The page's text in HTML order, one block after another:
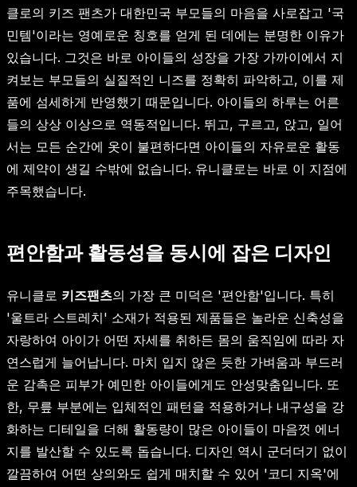
클로의 키즈 팬츠가 대한민국 부모들의 마음을 사로잡고 '국
민템'이라는 영예로운 칭호를 얻게 된 데에는 분명한 이유가
있습니다. 그것은 바로 아이들의 성장을 가장 가까이에서 지
켜보는 부모들의 실질적인 니즈를 정확히 파악하고, 이를 제
품에 섬세하게 반영했기 때문입니다. 아이들의 하루는 어른
들의 상상 이상으로 역동적입니다. 뛰고, 구르고, 앉고, 일어
서는 모든 순간에 옷이 불편하다면 아이들의 자유로운 활동
에 제약이 생길 수밖에 없습니다. 유니클로는 바로 이 지점에
주목했습니다.
편안함과 활동성을 동시에 잡은 디자인
유니클로 키즈팬츠의 가장 큰 미덕은 '편안함'입니다. 특히
'울트라 스트레치' 소재가 적용된 제품들은 놀라운 신축성을
자랑하여 아이가 어떤 자세를 취하든 몸의 움직임에 따라 자
연스럽게 늘어납니다. 마치 입지 않은 듯한 가벼움과 부드러
운 감촉은 피부가 예민한 아이들에게도 안성맞춤입니다. 또
한, 무릎 부분에는 입체적인 패턴을 적용하거나 내구성을 강
화하는 디테일을 더해 활동량이 많은 아이들이 마음껏 에너
지를 발산할 수 있도록 돕습니다. 디자인 역시 군더더기 없이
깔끔하여 어떤 상의와도 쉽게 매치할 수 있어 '코디 지옥'에